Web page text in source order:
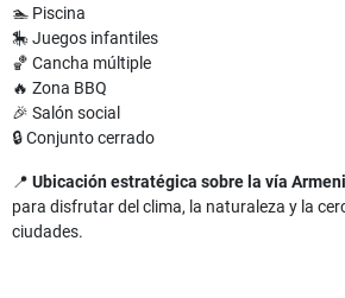
🏊 Piscina
🎠 Juegos infantiles
🏀 Cancha múltiple
🔥 Zona BBQ
🎉 Salón social
🔒 Conjunto cerrado
📍 Ubicación estratégica sobre la vía
para disfrutar del clima, la naturaleza y la
ciudades.